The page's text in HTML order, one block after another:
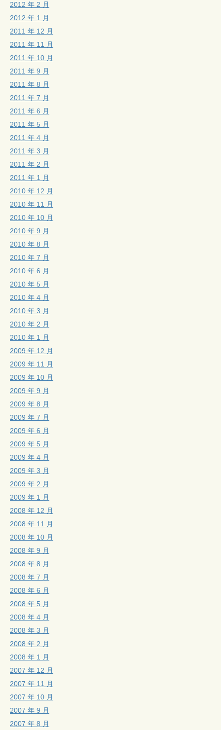
2012 年 2 月
2012 年 1 月
2011 年 12 月
2011 年 11 月
2011 年 10 月
2011 年 9 月
2011 年 8 月
2011 年 7 月
2011 年 6 月
2011 年 5 月
2011 年 4 月
2011 年 3 月
2011 年 2 月
2011 年 1 月
2010 年 12 月
2010 年 11 月
2010 年 10 月
2010 年 9 月
2010 年 8 月
2010 年 7 月
2010 年 6 月
2010 年 5 月
2010 年 4 月
2010 年 3 月
2010 年 2 月
2010 年 1 月
2009 年 12 月
2009 年 11 月
2009 年 10 月
2009 年 9 月
2009 年 8 月
2009 年 7 月
2009 年 6 月
2009 年 5 月
2009 年 4 月
2009 年 3 月
2009 年 2 月
2009 年 1 月
2008 年 12 月
2008 年 11 月
2008 年 10 月
2008 年 9 月
2008 年 8 月
2008 年 7 月
2008 年 6 月
2008 年 5 月
2008 年 4 月
2008 年 3 月
2008 年 2 月
2008 年 1 月
2007 年 12 月
2007 年 11 月
2007 年 10 月
2007 年 9 月
2007 年 8 月